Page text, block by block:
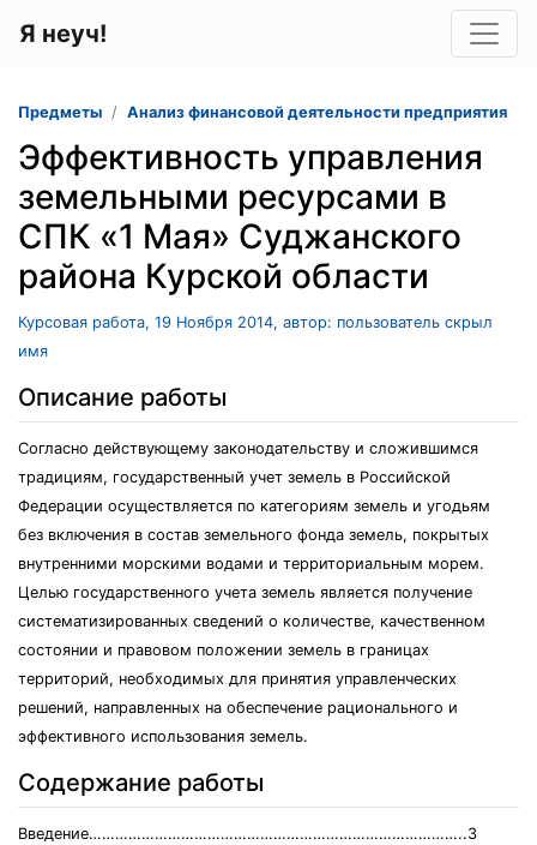
Я неуч!
Предметы Анализ финансовой деятельности предприятия
Эффективность управления
земельными ресурсами в
СПК «1 Мая» Суджанского
района Курской области
Курсовая работа, 19 Ноября 2014, автор: пользователь скрыл
имя
Описание работы
Согласно действующему законодательству и сложившимся
традициям, государственный учет земель в Российской
Федерации осуществляется по категориям земель и угодьям
без включения в состав земельного фонда земель, покрытых
внутренними морскими водами и территориальным морем.
Целью государственного учета земель является получение
систематизированных сведений о количестве, качественном
состоянии и правовом положении земель в границах
территорий, необходимых для принятия управленческих
решений, направленных на обеспечение рационального и
эффективного использования земель.
Содержание работы
Введение…………………………………………………………………………..3